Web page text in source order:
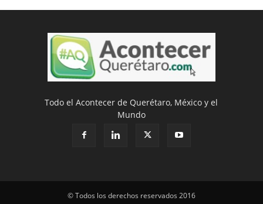
Todo el Acontecer de Querétaro, México y el
Mundo
© Todos los derechos reservados 2016